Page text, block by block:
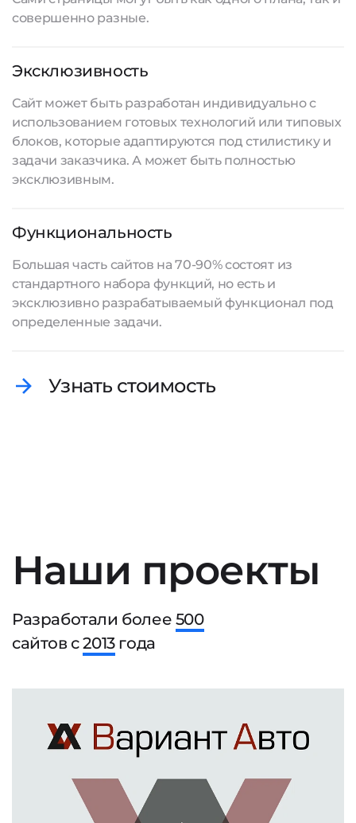
совершенно разные.
Эксклюзивность
Сайт может быть разработан индивидуально с
использованием готовых технологий или типовых
блоков, которые адаптируются под стилистику и
задачи заказчика. А может быть полностью
эксклюзивным.
Функциональность
Большая часть сайтов на 70-90% состоят из
стандартного набора функций, но есть и
эксклюзивно разрабатываемый функционал под
определенные задачи.
Узнать стоимость
Наши проекты
Разработали более 500
сайтов с2013года